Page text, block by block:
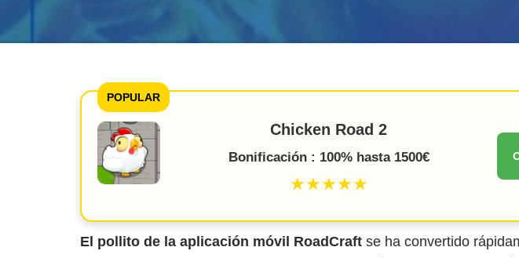
POPULAR
Chicken Road 2
Bonificación : 100% hasta 1500€
★★★★★
El pollito de la aplicación móvil RoadCraft se ha convertido